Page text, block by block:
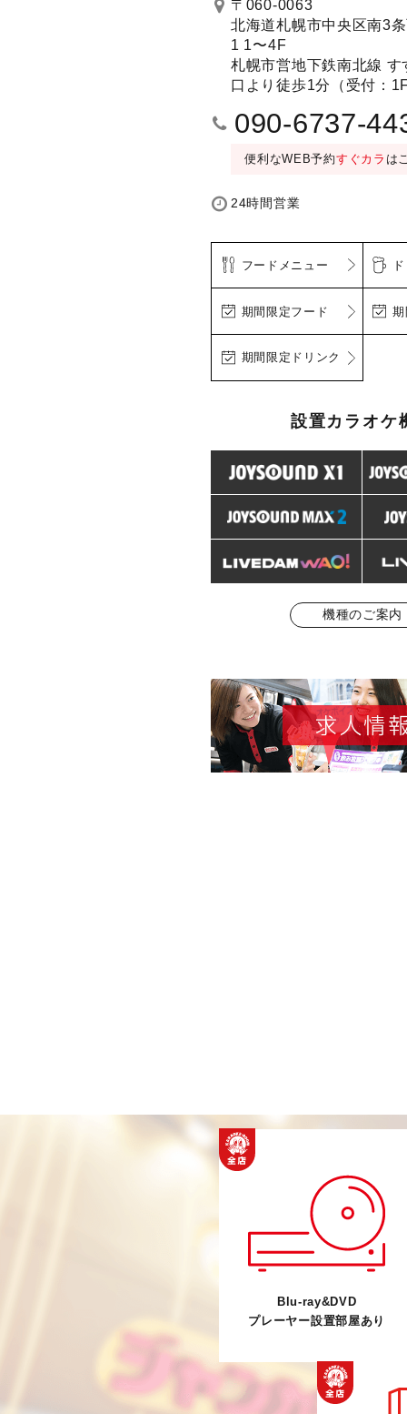
〒060-0063
北海道札幌市中央区南3
1 1〜4F
札幌市営地下鉄南北線 す
口より徒歩1分（受付：
090-6737-
便利なWEB予約すぐカラ は
24時間営業
フードメニュー
期間限定フード
期間限定ドリンク
設置カラオケ
機種のご案内
201号室 プロジェクタールーム（Blu-
25名)／LIVE DAM WAO!
Blu-ray&DVD
プレーヤー設置部屋あり